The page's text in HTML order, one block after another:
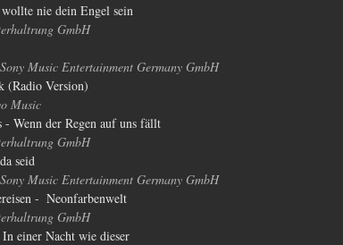
nie dein Engel sein
GmbH
Music Entertainment Germany GmbH
(Radio Version)
Music
- Wenn der Regen auf uns fällt
GmbH
seid
Music Entertainment Germany GmbH
-  Neonfarbenwelt
GmbH
einer Nacht wie dieser